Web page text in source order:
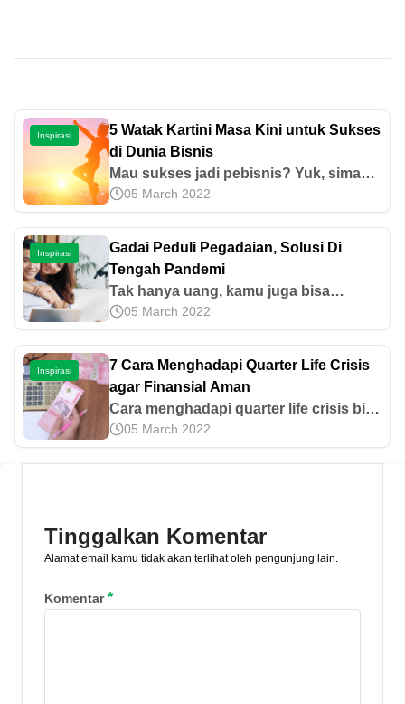
Inspirasi
5 Watak Kartini Masa Kini untuk Sukses
di Dunia Bisnis
Mau sukses jadi pebisnis? Yuk, simak 5
watak Kartini masa kini di sini! Dijamin
kamu akan terinspirasi!
05 March 2022
Inspirasi
Gadai Peduli Pegadaian, Solusi Di
Tengah Pandemi
Tak hanya uang, kamu juga bisa
menabung emas di Pegadaian.
Sebenarnya, apa saja keuntungan
menabung emas? Simak ulasannya di
05 March 2022
Inspirasi
7 Cara Menghadapi Quarter Life Crisis
agar Finansial Aman
Cara menghadapi quarter life crisis bisa
dimulai dari memeriksa kondisi
keuangan dan menyusun perencanaan
05 March 2022
Tinggalkan Komentar
Alamat email kamu tidak akan terlihat oleh pengunjung lain.
Komentar*